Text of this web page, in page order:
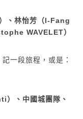
、林怡芳（I-Fang
WAVELET）
一段旅程，或是：
、中國城團隊、